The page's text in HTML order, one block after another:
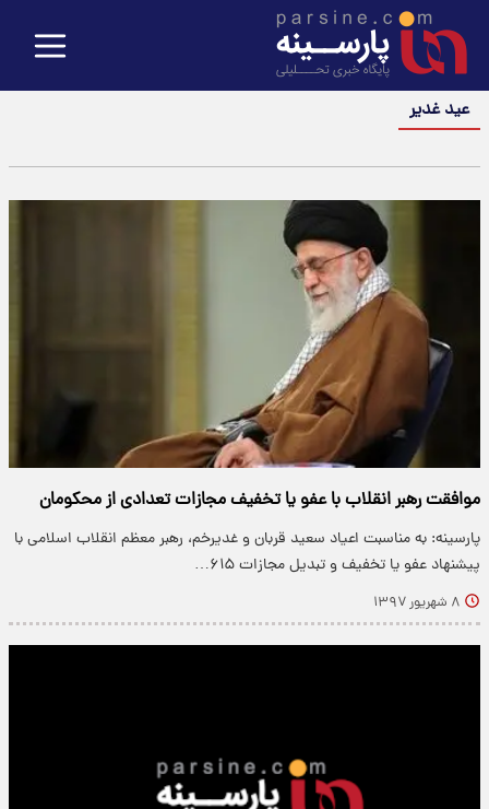
عید غدیر
موافقت رهبر انقلاب با عفو یا تخفیف مجازات تعدادی از محکومان
پارسینه: به مناسبت اعیاد سعید قربان و غدیرخم، رهبر معظم انقلاب اسلامی با
پیشنهاد عفو یا تخفیف و تبدیل مجازات ۶۱۵…
۸ شهریور ۱۳۹۷